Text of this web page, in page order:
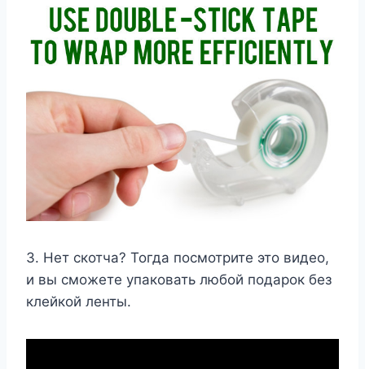
3. Нет скотча? Тогда посмотрите это видео,
и вы сможете упаковать любой подарок без
клейкой ленты.